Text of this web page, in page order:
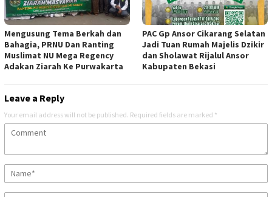
Mengusung Tema Berkah dan
Bahagia, PRNU Dan Ranting
Muslimat NU Mega Regency
Adakan Ziarah Ke Purwakarta
PAC Gp Ansor Cikarang Selatan
Jadi Tuan Rumah Majelis Dzikir
dan Sholawat Rijalul Ansor
Kabupaten Bekasi
Leave a Reply
Your email address will not be published. Required fields are marked *